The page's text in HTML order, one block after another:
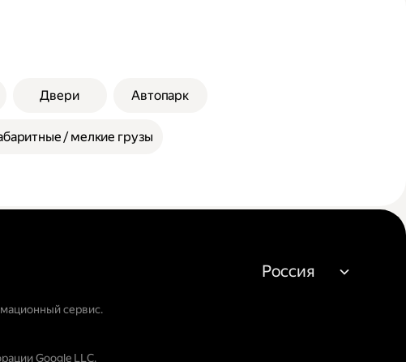
Двери Автопарк
/ мелкие грузы
сервис.
Google LLC.
Россия